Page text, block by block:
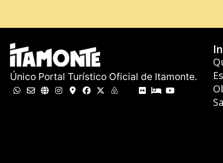
Único Portal Turístico Oficial de Itamonte.